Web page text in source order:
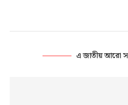
এ জাতীয় আরো